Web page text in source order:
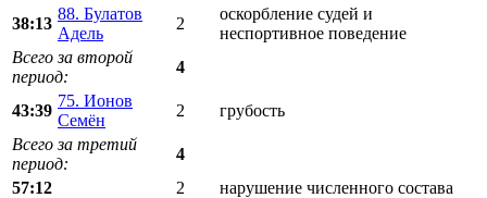
38:13
88. Булатов
Адель
2
оскорбление судей и
неспортивное поведение
Всего за второй
период:
4
43:39
75. Ионов
Семён
2
грубость
Всего за третий
период:
4
57:12
2 нарушение численного состава